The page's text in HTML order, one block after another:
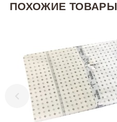
ПОХОЖИЕ ТОВАРЫ